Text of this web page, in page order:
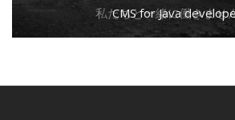
私たちと一緒に働きませ
CMS for Java